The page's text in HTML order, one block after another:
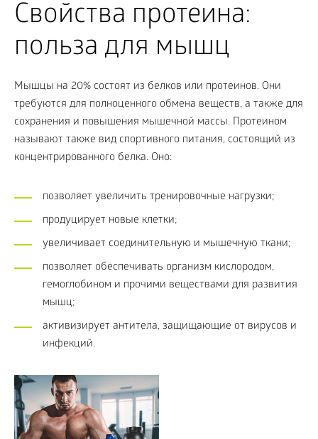
Свойства протеина:
польза для мышц
Мышцы на 20% состоят из белков или протеинов. Они
требуются для полноценного обмена веществ, а также для
сохранения и повышения мышечной массы. Протеином
называют также вид спортивного питания, состоящий из
концентрированного белка. Оно:
позволяет увеличить тренировочные нагрузки;
продуцирует новые клетки;
увеличивает соединительную и мышечную ткани;
позволяет обеспечивать организм кислородом,
гемоглобином и прочими веществами для развития
мышц;
активизирует антитела, защищающие от вирусов и
инфекций.